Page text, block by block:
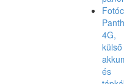
4G,
külső
és